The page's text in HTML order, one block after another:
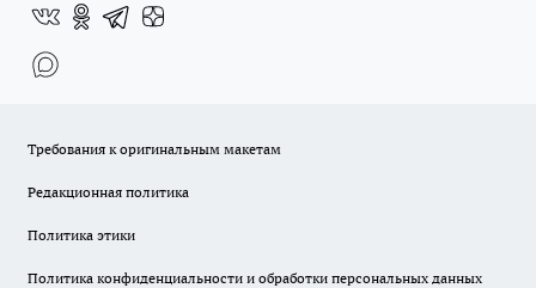
Требования к оригинальным макетам
Редакционная политика
Политика этики
Политика конфиденциальности и обработки персональных данных